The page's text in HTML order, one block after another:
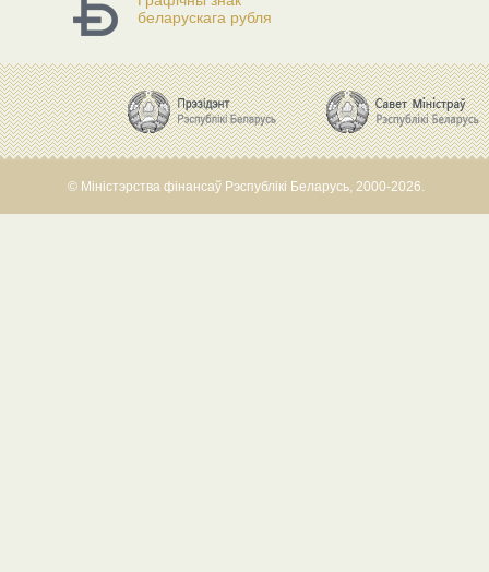
беларускага рубля
© Міністэрства фінансаў Рэспублікі Беларусь, 2000-2026.